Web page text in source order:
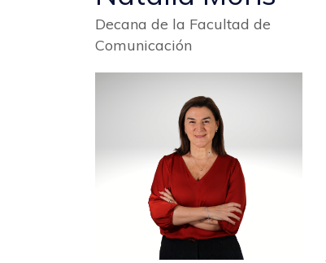
Decana de la Facultad de
Comunicación